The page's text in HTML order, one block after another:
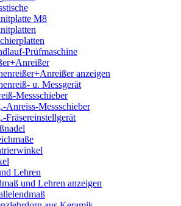
M8
Prüfmaschine
anzeigen
u. Messgerät
Messschieber
Anreiss-Messschieber
Fräsereinstellgerät
Lehren
und Lehren anzeigen